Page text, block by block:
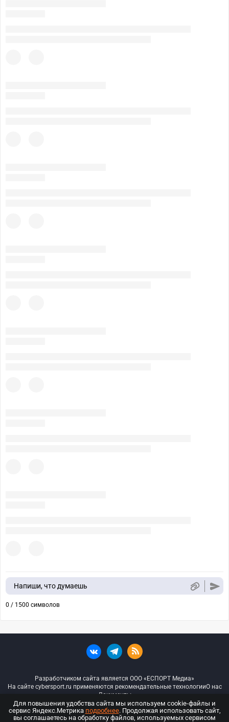
Напиши, что думаешь
0 / 1500 символов
Разработчиком сайта является ООО «ЕСПОРТ Медиа»
На сайте cybersport.ru применяются рекомендательные технологииО нас
Документы
© ООО «Киберспорт.ру» — Все права защищены
Для повышения удобства сайта мы используем cookie-файлы и
сервис Яндекс.Метрика подробнее. Продолжая использовать сайт,
вы соглашаетесь на обработку файлов, используемых сервисом